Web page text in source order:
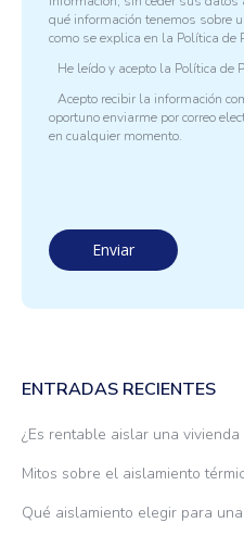
qué información tenemos sobre
como se explica en la Política de
He leído y acepto la Política de
Acepto recibir la información
oportuno enviarme por correo
en cualquier momento.
ENTRADAS RECIENTES
¿Es rentable aislar una vivienda
Mitos sobre el aislamiento
Qué aislamiento elegir para